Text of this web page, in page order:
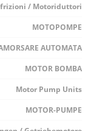
/ Motoriduttori
MOTOPOMPE
AUTOMATA
MOTOR BOMBA
Motor Pump Units
MOTOR-PUMPE